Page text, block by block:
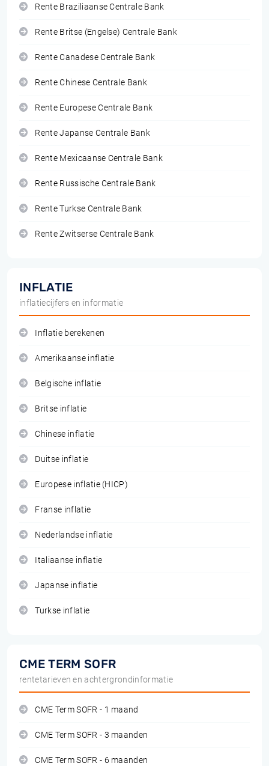
Rente Braziliaanse Centrale Bank
Rente Britse (Engelse) Centrale Bank
Rente Canadese Centrale Bank
Rente Chinese Centrale Bank
Rente Europese Centrale Bank
Rente Japanse Centrale Bank
Rente Mexicaanse Centrale Bank
Rente Russische Centrale Bank
Rente Turkse Centrale Bank
Rente Zwitserse Centrale Bank
INFLATIE
inflatiecijfers en informatie
Inflatie berekenen
Amerikaanse inflatie
Belgische inflatie
Britse inflatie
Chinese inflatie
Duitse inflatie
Europese inflatie (HICP)
Franse inflatie
Nederlandse inflatie
Italiaanse inflatie
Japanse inflatie
Turkse inflatie
CME TERM SOFR
rentetarieven en achtergrondinformatie
CME Term SOFR - 1 maand
CME Term SOFR - 3 maanden
CME Term SOFR - 6 maanden